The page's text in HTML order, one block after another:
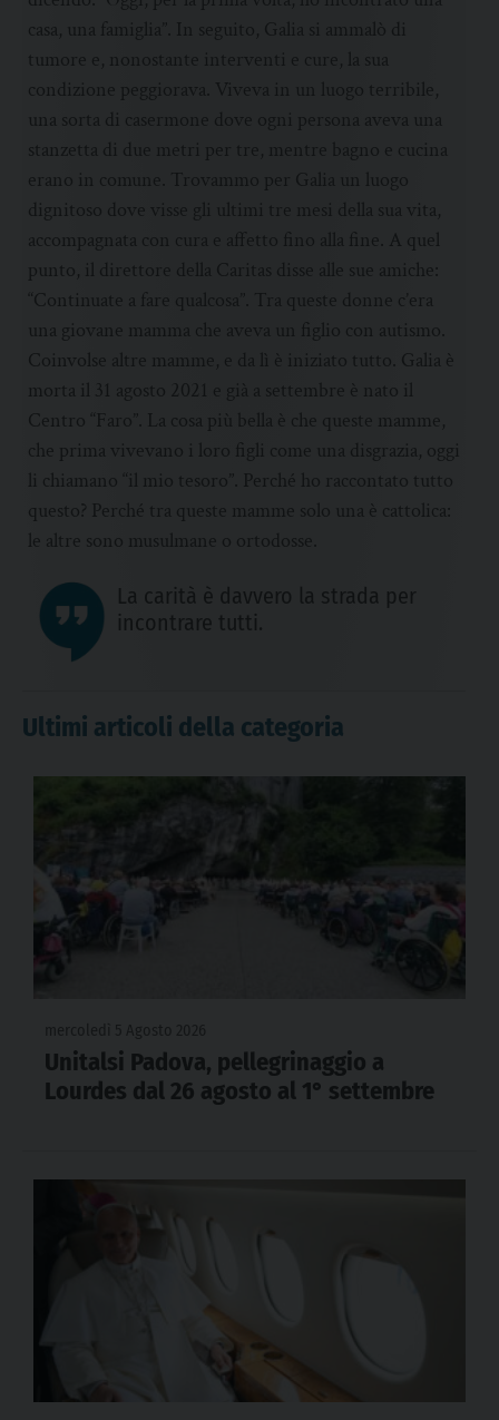
casa, una famiglia”. In seguito, Galia si ammalò di
tumore e, nonostante interventi e cure, la sua
condizione peggiorava. Viveva in un luogo terribile,
una sorta di casermone dove ogni persona aveva una
stanzetta di due metri per tre, mentre bagno e cucina
erano in comune. Trovammo per Galia un luogo
dignitoso dove visse gli ultimi tre mesi della sua vita,
accompagnata con cura e affetto fino alla fine. A quel
punto, il direttore della Caritas disse alle sue amiche:
“Continuate a fare qualcosa”. Tra queste donne c’era
una giovane mamma che aveva un figlio con autismo.
Coinvolse altre mamme, e da lì è iniziato tutto. Galia è
morta il 31 agosto 2021 e già a settembre è nato il
Centro “Faro”. La cosa più bella è che queste mamme,
che prima vivevano i loro figli come una disgrazia, oggi
li chiamano “il mio tesoro”. Perché ho raccontato tutto
questo? Perché tra queste mamme solo una è cattolica:
le altre sono musulmane o ortodosse.
La carità è davvero la strada per
incontrare tutti.
Ultimi articoli della categoria
Unitalsi Padova, pellegrinaggio a
Lourdes dal 26 agosto al 1° settembre